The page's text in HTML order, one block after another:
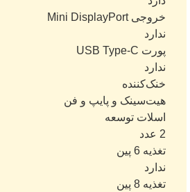
خروجی Mini DisplayPort
ندارد
پورت USB Type-C
ندارد
خنک‌کننده
هیت‌سینک و پایپ و فن
اسلات توسعه
2 عدد
تغذیه 6 پین
ندارد
تغذیه 8 پین